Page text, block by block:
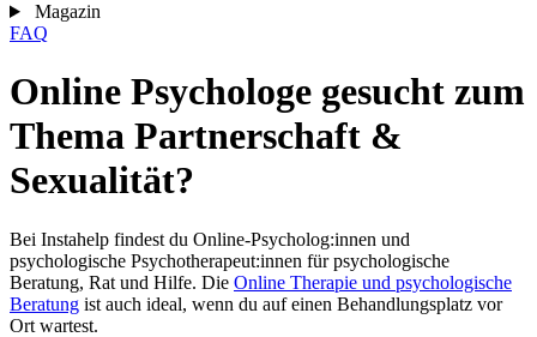
Magazin
FAQ
Online Psychologe gesucht zum
Thema Partnerschaft &
Sexualität?
Bei Instahelp findest du Online-Psycholog:innen und
psychologische Psychotherapeut:innen für psychologische
Beratung, Rat und Hilfe. Die Online Therapie und psychologische
Beratung ist auch ideal, wenn du auf einen Behandlungsplatz vor
Ort wartest.